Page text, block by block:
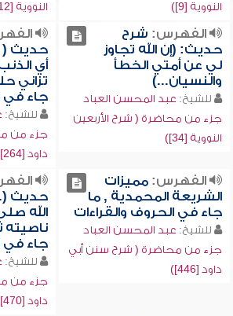
النووية [9])
النووية [12])
الفهرس: شرح
حديث: (إن الله تجاوز
لي عن أمتي الخطأ
والنسيان...)
للشيخ: عبد المحسن العباد
جزء من محاضرة ( شرح الأربعين
النووية [34])
حديث (
أي
تزاني
جاء في
للشيخ:
جزء من
داود [264])
الفهرس:مميزات
الشريعة المحمدية , ما
جاء في الحروف والقراءات
للشيخ: عبد المحسن العباد
جزء من محاضرة ( شرح سنن أبي
داود [446])
حديث
الله
ناصيته
جاء في
للشيخ:
جزء من
داود [470])